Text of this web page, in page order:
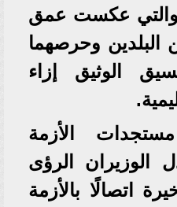
والتي عكست عمق
البلدين وحرصهما
الوثيق إزاء
الأزمة
الوزيران الرؤى
اتصالًا بالأزمة